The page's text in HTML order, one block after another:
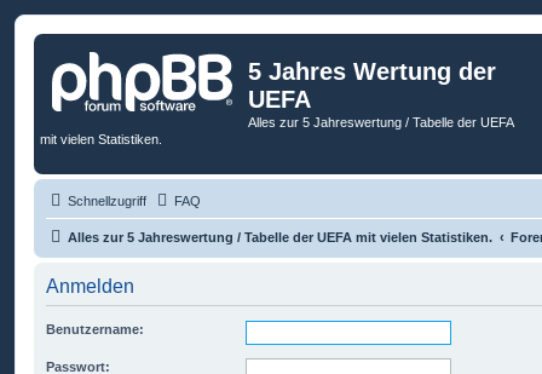
5 Jahres Wertung der
UEFA
Alles zur 5 Jahreswertung / Tabelle der UEFA
mit vielen Statistiken.
Schnellzugriff FAQ
Alles zur 5 Jahreswertung / Tabelle der UEFA mit vielen Statistiken.
Anmelden
Benutzername:
Passwort: